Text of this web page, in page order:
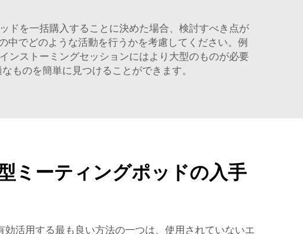
ドを一括購入することに決めた場合、検討すべき点が
でどのような活動を行うかを考慮してください。例
ンストーミングセッションにはより大型のものが必要
ものを簡単に見つけることができます。
ミーティングポッドの入手
活用する最も良い方法の一つは、使用されていないエ